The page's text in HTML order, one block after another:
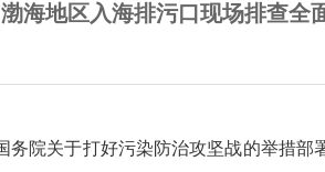
渤海地区入海排污口现场排查全
务院关于打好污染防治攻坚战的举措